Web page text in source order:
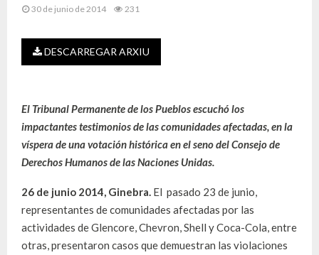
30 de junio de 2014 231
DESCARREGAR ARXIU
El Tribunal Permanente de los Pueblos escuchó los
impactantes testimonios de las comunidades afectadas, en la
víspera de una votación histórica en el seno del Consejo de
Derechos Humanos de las Naciones Unidas.
26 de junio 2014, Ginebra. El pasado 23 de junio,
representantes de comunidades afectadas por las
actividades de Glencore, Chevron, Shell y Coca-Cola, entre
otras, presentaron casos que demuestran las violaciones